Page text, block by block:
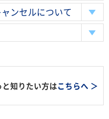
ンセルについて
知りたい方はこちらへ ＞